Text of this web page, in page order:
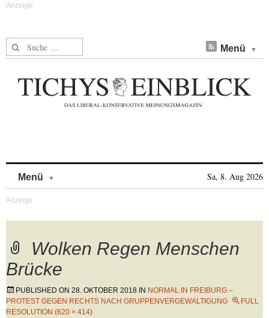
Suche nach: Menü
Menü Sa, 8. Aug 2026
Wolken Regen Menschen
Brücke
PUBLISHED ON 28. OKTOBER 2018 IN NORMAL IN FREIBURG –
PROTEST GEGEN RECHTS NACH GRUPPENVERGEWALTIGUNG
FULL
RESOLUTION (620 × 414)